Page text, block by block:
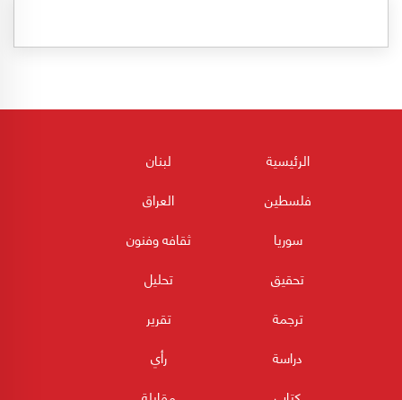
الرئيسية
لبنان
فلسطين
العراق
سوريا
ثقافه وفنون
تحقيق
تحليل
ترجمة
تقرير
دراسة
رأي